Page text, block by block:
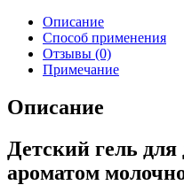
Описание
Способ применения
Отзывы (0)
Примечание
Описание
Детский гель
ароматом